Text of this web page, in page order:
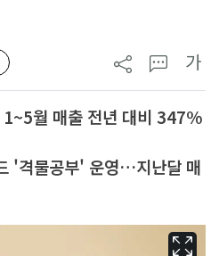
가
1~5월 매출 전년 대비 347%
'격물공부' 운영…지난달 매